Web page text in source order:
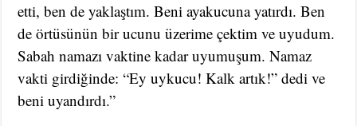
etti, ben de yaklaştım. Beni ayakucuna yatırdı. Ben
de örtüsünün bir ucunu üzerime çektim ve uyudum.
Sabah namazı vaktine kadar uyumuşum. Namaz
vakti girdiğinde: “Ey uykucu! Kalk artık!” dedi ve
beni uyandırdı.”